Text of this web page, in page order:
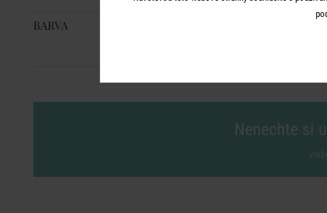
BARVA
Nenechte si